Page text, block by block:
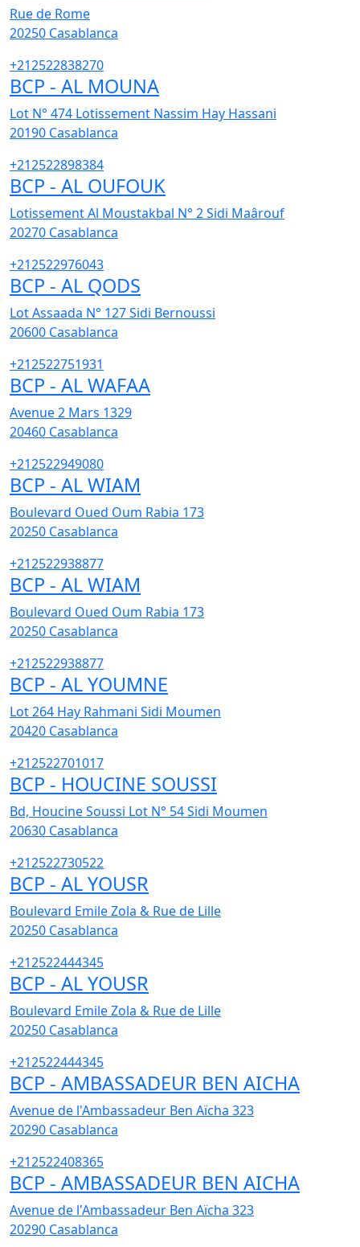
Rue de Rome
20250 Casablanca
+212522838270
BCP - AL MOUNA
Lot N° 474 Lotissement Nassim Hay Hassani
20190 Casablanca
+212522898384
BCP - AL OUFOUK
Lotissement Al Moustakbal N° 2 Sidi Maârouf
20270 Casablanca
+212522976043
BCP - AL QODS
Lot Assaada N° 127 Sidi Bernoussi
20600 Casablanca
+212522751931
BCP - AL WAFAA
Avenue 2 Mars 1329
20460 Casablanca
+212522949080
BCP - AL WIAM
Boulevard Oued Oum Rabia 173
20250 Casablanca
+212522938877
BCP - AL WIAM
Boulevard Oued Oum Rabia 173
20250 Casablanca
+212522938877
BCP - AL YOUMNE
Lot 264 Hay Rahmani Sidi Moumen
20420 Casablanca
+212522701017
BCP - HOUCINE SOUSSI
Bd, Houcine Soussi Lot N° 54 Sidi Moumen
20630 Casablanca
+212522730522
BCP - AL YOUSR
Boulevard Emile Zola & Rue de Lille
20250 Casablanca
+212522444345
BCP - AL YOUSR
Boulevard Emile Zola & Rue de Lille
20250 Casablanca
+212522444345
BCP - AMBASSADEUR BEN AICHA
Avenue de l'Ambassadeur Ben Aïcha 323
20290 Casablanca
+212522408365
BCP - AMBASSADEUR BEN AICHA
Avenue de l'Ambassadeur Ben Aïcha 323
20290 Casablanca